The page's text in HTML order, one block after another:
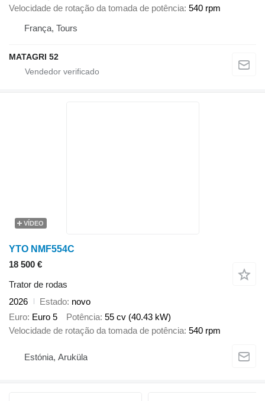
Velocidade de rotação da tomada de potência 540 rpm
França, Tours
MATAGRI 52
VÍDEO
YTO NMF554C
18 500 €
Trator de rodas
2026
Estado novo
Euro Euro 5 Potência 55 cv (40.43 kW)
Velocidade de rotação da tomada de potência 540 rpm
Estónia, Aruküla